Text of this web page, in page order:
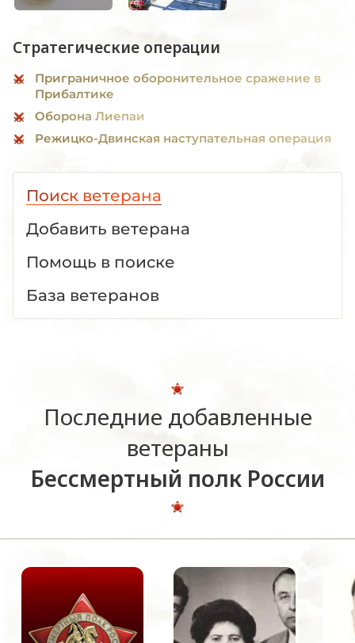
Стратегические операции
Приграничное оборонительное сражение в
Прибалтике
Оборона Лиепаи
Режицко-Двинская наступательная операция
Поиск ветерана
Добавить ветерана
Помощь в поиске
База ветеранов
Последние добавленные
ветераны
Бессмертный полк России